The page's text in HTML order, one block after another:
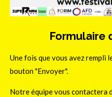
Formulaire
Une fois que vous avez rempli
bouton "Envoyer".
Notre équipe vous contactera